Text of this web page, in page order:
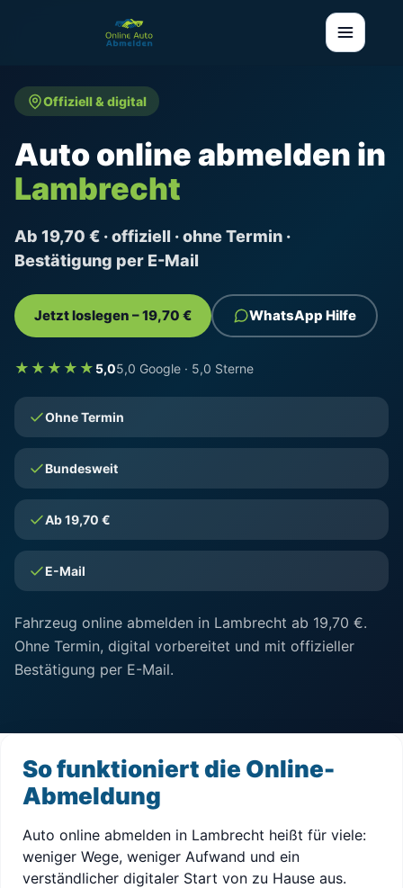
Offiziell & digital
Auto online abmelden in
Lambrecht
Ab 19,70 € · offiziell · ohne Termin ·
Bestätigung per E-Mail
Jetzt loslegen – 19,70 € WhatsApp Hilfe
★★★★★ 5,05,0 Google · 5,0 Sterne
Ohne Termin
Bundesweit
Ab 19,70 €
E-Mail
Fahrzeug online abmelden in Lambrecht ab 19,70 €.
Ohne Termin, digital vorbereitet und mit offizieller
Bestätigung per E-Mail.
So funktioniert die Online-
Abmeldung
Auto online abmelden in Lambrecht heißt für viele:
weniger Wege, weniger Aufwand und ein
verständlicher digitaler Start von zu Hause aus.